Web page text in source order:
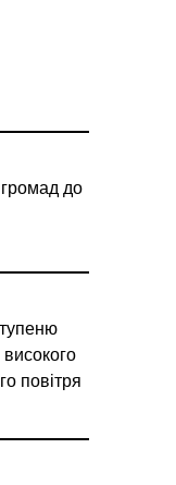
громад до
повітря